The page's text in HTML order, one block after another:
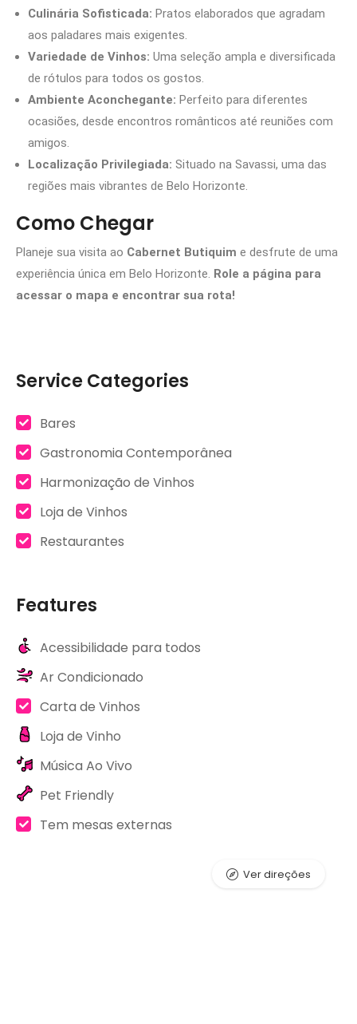
Culinária Sofisticada: Pratos elaborados que agradam
aos paladares mais exigentes.
Variedade de Vinhos: Uma seleção ampla e diversificada
de rótulos para todos os gostos.
Ambiente Aconchegante: Perfeito para diferentes
ocasiões, desde encontros românticos até reuniões com
amigos.
Localização Privilegiada: Situado na Savassi, uma das
regiões mais vibrantes de Belo Horizonte.
Como Chegar
Planeje sua visita ao Cabernet Butiquim e desfrute de uma
experiência única em Belo Horizonte. Role a página para
acessar o mapa e encontrar sua rota!
Service Categories
Bares
Gastronomia Contemporânea
Harmonização de Vinhos
Loja de Vinhos
Restaurantes
Features
Acessibilidade para todos
Ar Condicionado
Carta de Vinhos
Loja de Vinho
Música Ao Vivo
Pet Friendly
Tem mesas externas
Ver direções